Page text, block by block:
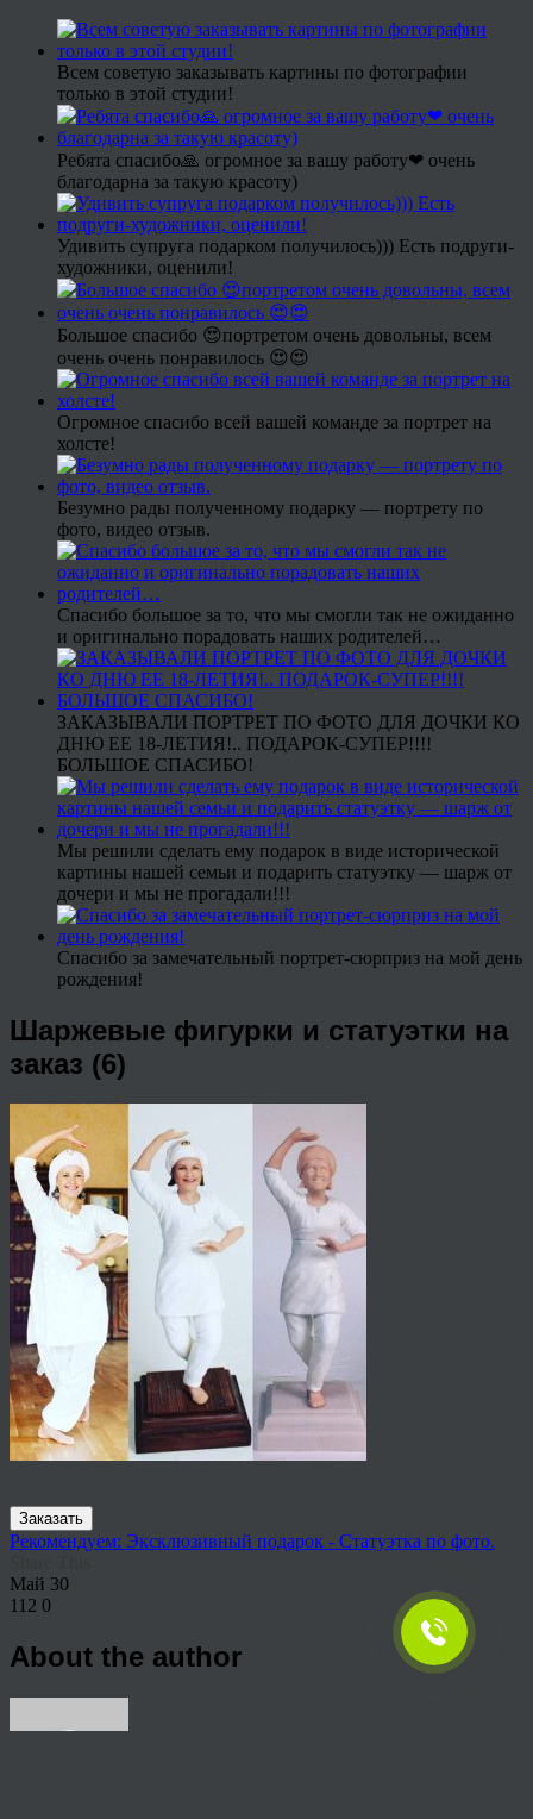
Всем советую заказывать картины по фотографии
только в этой студии!
Ребята спасибо🙏 огромное за вашу работу❤ очень
благодарна за такую красоту)
Удивить супруга подарком получилось))) Есть подруги-
художники, оценили!
Большое спасибо 😍портретом очень довольны, всем
очень очень понравилось 😍😍
Огромное спасибо всей вашей команде за портрет на
холсте!
Безумно рады полученному подарку — портрету по
фото, видео отзыв.
Спасибо большое за то, что мы смогли так не ожиданно
и оригинально порадовать наших родителей…
ЗАКАЗЫВАЛИ ПОРТРЕТ ПО ФОТО ДЛЯ ДОЧКИ КО
ДНЮ ЕЕ 18-ЛЕТИЯ!.. ПОДАРОК-СУПЕР!!!!
БОЛЬШОЕ СПАСИБО!
Мы решили сделать ему подарок в виде исторической
картины нашей семьи и подарить статуэтку — шарж от
дочери и мы не прогадали!!!
Спасибо за замечательный портрет-сюрприз на мой день
рождения!
Шаржевые фигурки и статуэтки на
заказ (6)
Заказать
Рекомендуем: Эксклюзивный подарок - Статуэтка по фото.
Май 30
112 0
About the author